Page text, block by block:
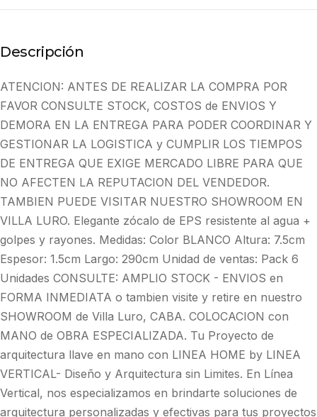
Descripción
ATENCION: ANTES DE REALIZAR LA COMPRA POR
FAVOR CONSULTE STOCK, COSTOS de ENVIOS Y
DEMORA EN LA ENTREGA PARA PODER COORDINAR Y
GESTIONAR LA LOGISTICA y CUMPLIR LOS TIEMPOS
DE ENTREGA QUE EXIGE MERCADO LIBRE PARA QUE
NO AFECTEN LA REPUTACION DEL VENDEDOR.
TAMBIEN PUEDE VISITAR NUESTRO SHOWROOM EN
VILLA LURO. Elegante zócalo de EPS resistente al agua +
golpes y rayones. Medidas: Color BLANCO Altura: 7.5cm
Espesor: 1.5cm Largo: 290cm Unidad de ventas: Pack 6
Unidades CONSULTE: AMPLIO STOCK - ENVIOS en
FORMA INMEDIATA o tambien visite y retire en nuestro
SHOWROOM de Villa Luro, CABA. COLOCACION con
MANO de OBRA ESPECIALIZADA. Tu Proyecto de
arquitectura llave en mano con LINEA HOME by LINEA
VERTICAL- Diseño y Arquitectura sin Limites. En Línea
Vertical, nos especializamos en brindarte soluciones de
arquitectura personalizadas y efectivas para tus proyectos